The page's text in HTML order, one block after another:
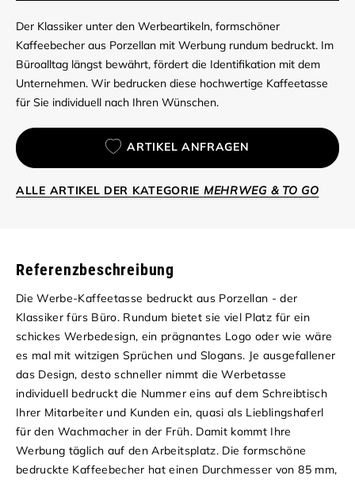
Der Klassiker unter den Werbeartikeln, formschöner
Kaffeebecher aus Porzellan mit Werbung rundum bedruckt. Im
Büroalltag längst bewährt, fördert die Identifikation mit dem
Unternehmen. Wir bedrucken diese hochwertige Kaffeetasse
für Sie individuell nach Ihren Wünschen.
ARTIKEL ANFRAGEN
ALLE ARTIKEL DER KATEGORIE MEHRWEG & TO GO
Referenzbeschreibung
Die Werbe-Kaffeetasse bedruckt aus Porzellan - der
Klassiker fürs Büro. Rundum bietet sie viel Platz für ein
schickes Werbedesign, ein prägnantes Logo oder wie wäre
es mal mit witzigen Sprüchen und Slogans. Je ausgefallener
das Design, desto schneller nimmt die Werbetasse
individuell bedruckt die Nummer eins auf dem Schreibtisch
Ihrer Mitarbeiter und Kunden ein, quasi als Lieblingshaferl
für den Wachmacher in der Früh. Damit kommt Ihre
Werbung täglich auf den Arbeitsplatz. Die formschöne
bedruckte Kaffeebecher hat einen Durchmesser von 85 mm,